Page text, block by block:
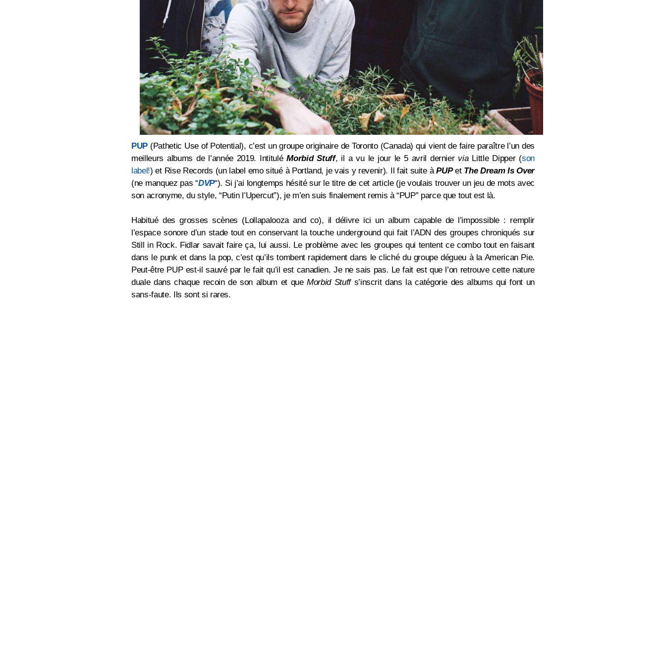
PUP(Pathetic Use of Potential), c’est un groupe originaire de Toronto (Canada) qui vient de faire paraître l’un des
meilleurs albums de l’année 2019. IntituléMorbid Stuff, il a vu le jour le 5 avril dernier viaLittle Dipper (son
label!) et Rise Records (un label emo situé à Portland, je vais y revenir). Il fait suite àPUPet The Dream Is Over
(ne manquez pas “DVP“). Si j’ai longtemps hésité sur le titre de cet article (je voulais trouver un jeu de mots avec
son acronyme, du style, “Putin l’Upercut”), je m’en suis finalement remis à “PUP” parce que tout est là.
Habitué des grosses scènes (Lollapalooza and co), il délivre ici un album capable de l’impossible : remplir
l’espace sonore d’un stade tout en conservant la touche underground qui fait l’ADN des groupes chroniqués sur
Still in Rock. Fidlar savait faire ça, lui aussi. Le problème avec les groupes qui tentent ce combo tout en faisant
dans le punk et dans la pop, c’est qu’ils tombent rapidement dans le cliché du groupe dégueu à la American Pie.
Peut-être PUP est-il sauvé par le fait qu’il est canadien. Je ne sais pas. Le fait est que l’on retrouve cette nature
duale dans chaque recoin de son album et queMorbid Stuff s’inscrit dans la catégorie des albums qui font un
sans-faute. Ils sont si rares.